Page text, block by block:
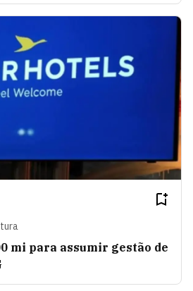
mi para assumir gestão de